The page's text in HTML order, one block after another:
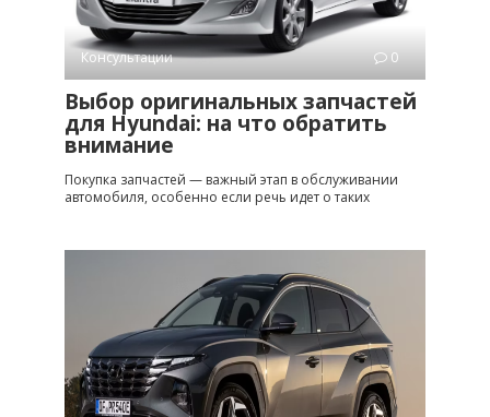
Консультации 0
Выбор оригинальных запчастей
для Hyundai: на что обратить
внимание
Покупка запчастей — важный этап в обслуживании
автомобиля, особенно если речь идет о таких